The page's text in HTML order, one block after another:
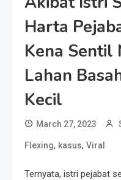
Harta
Kena Sentil
Lahan
Kecil
March 27, 2023
Flexing, kasus, Viral
Ternyata, istri pejabat